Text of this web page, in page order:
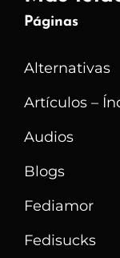
Páginas
Alternativas
Artículos –
Audios
Blogs
Fediamor
Fedisucks